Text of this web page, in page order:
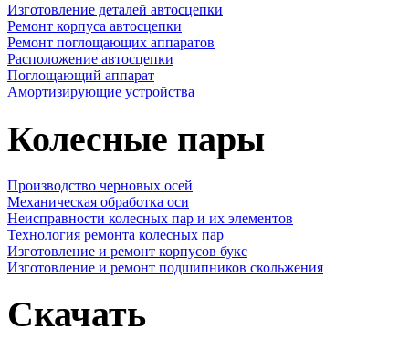
Изготовление деталей автосцепки
Ремонт корпуса автосцепки
Ремонт поглощающих аппаратов
Расположение автосцепки
Поглощающий аппарат
Амортизирующие устройства
Колесные пары
Производство черновых осей
Механическая обработка оси
Неисправности колесных пар и их элементов
Технология ремонта колесных пар
Изготовление и ремонт корпусов букс
Изготовление и ремонт подшипников скольжения
Скачать